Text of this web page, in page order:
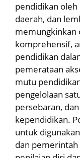
pendidikan
daerah, dan
memungkinkan
komprehensif,
pendidikan
pemerataan
mutu
pengelolaan
persebaran,
kependidikan.
untuk
dan